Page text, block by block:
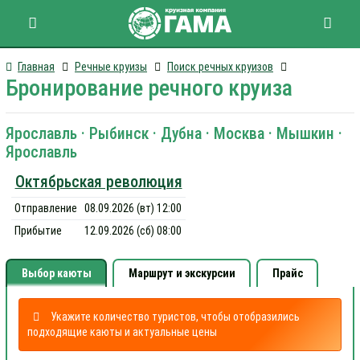
Главная Речные круизы Поиск речных круизов
Бронирование речного круиза
Ярославль · Рыбинск · Дубна · Москва · Мышкин ·
Ярославль
Октябрьская революция
Отправление
08.09.2026 (вт) 12:00
Прибытие
12.09.2026 (сб) 08:00
Выбор каюты Маршрут и экскурсии Прайс
Укажите количество туристов, чтобы отобразились
подходящие каюты и актуальные цены